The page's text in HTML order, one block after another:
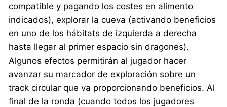
compatible y pagando los costes en alimento
indicados), explorar la cueva (activando beneficios
en uno de los hábitats de izquierda a derecha
hasta llegar al primer espacio sin dragones).
Algunos efectos permitirán al jugador hacer
avanzar su marcador de exploración sobre un
track circular que va proporcionando beneficios. Al
final de la ronda (cuando todos los jugadores